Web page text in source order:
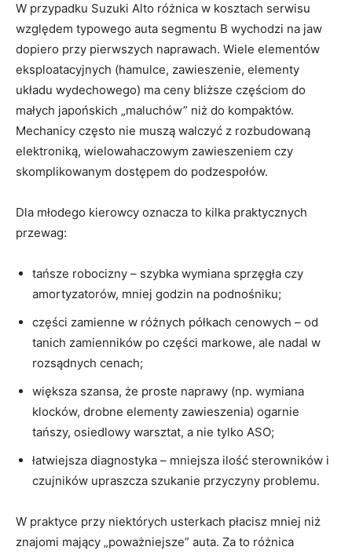
W przypadku Suzuki Alto różnica w kosztach serwisu
względem typowego auta segmentu B wychodzi na jaw
dopiero przy pierwszych naprawach. Wiele elementów
eksploatacyjnych (hamulce, zawieszenie, elementy
układu wydechowego) ma ceny bliższe częściom do
małych japońskich „maluchów” niż do kompaktów.
Mechanicy często nie muszą walczyć z rozbudowaną
elektroniką, wielowahaczowym zawieszeniem czy
skomplikowanym dostępem do podzespołów.
Dla młodego kierowcy oznacza to kilka praktycznych
przewag:
tańsze robocizny – szybka wymiana sprzęgła czy
amortyzatorów, mniej godzin na podnośniku;
części zamienne w różnych półkach cenowych – od
tanich zamienników po części markowe, ale nadal w
rozsądnych cenach;
większa szansa, że proste naprawy (np. wymiana
klocków, drobne elementy zawieszenia) ogarnie
tańszy, osiedlowy warsztat, a nie tylko ASO;
łatwiejsza diagnostyka – mniejsza ilość sterowników i
czujników upraszcza szukanie przyczyny problemu.
W praktyce przy niektórych usterkach płacisz mniej niż
znajomi mający „poważniejsze” auta. Za to różnica